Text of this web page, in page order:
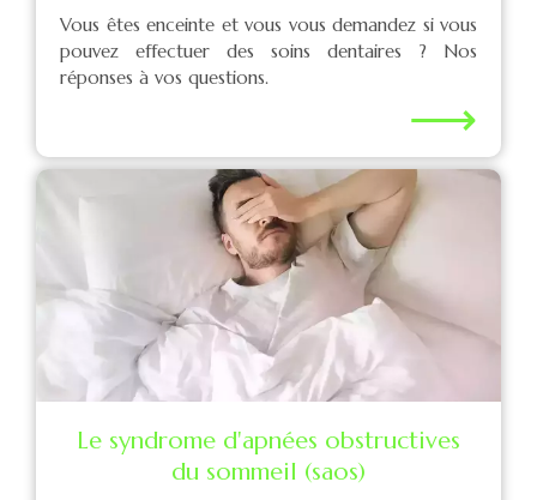
Vous êtes enceinte et vous vous demandez si vous
pouvez effectuer des soins dentaires ? Nos
réponses à vos questions.
⟶
Le syndrome d'apnées obstructives
du sommeil (saos)